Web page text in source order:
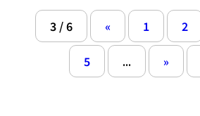
3 / 6 « 1 2
5 ... »